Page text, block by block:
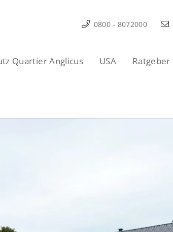
0800 - 8072000
Quartier Anglicus USA Ratgeber